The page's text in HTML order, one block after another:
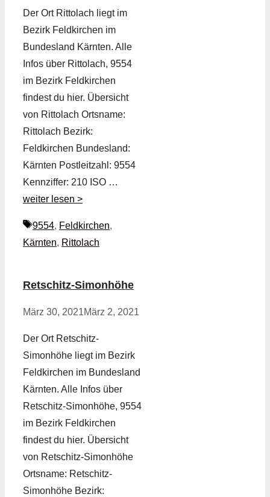
Der Ort Rittolach liegt im
Bezirk Feldkirchen im
Bundesland Kärnten. Alle
Infos über Rittolach, 9554
im Bezirk Feldkirchen
findest du hier. Übersicht
von Rittolach Ortsname:
Rittolach Bezirk:
Feldkirchen Bundesland:
Kärnten Postleitzahl: 9554
Kennziffer: 210 ISO …
weiter lesen >
Schlagwörter
9554, Feldkirchen,
Kärnten, Rittolach
Retschitz-Simonhöhe
März 30, 2021März 2, 2021
Der Ort Retschitz-
Simonhöhe liegt im Bezirk
Feldkirchen im Bundesland
Kärnten. Alle Infos über
Retschitz-Simonhöhe, 9554
im Bezirk Feldkirchen
findest du hier. Übersicht
von Retschitz-Simonhöhe
Ortsname: Retschitz-
Simonhöhe Bezirk: